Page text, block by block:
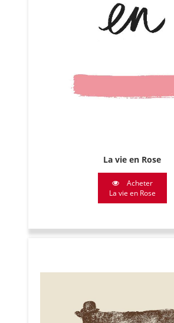
La vie en Rose
Acheter
La vie en Rose